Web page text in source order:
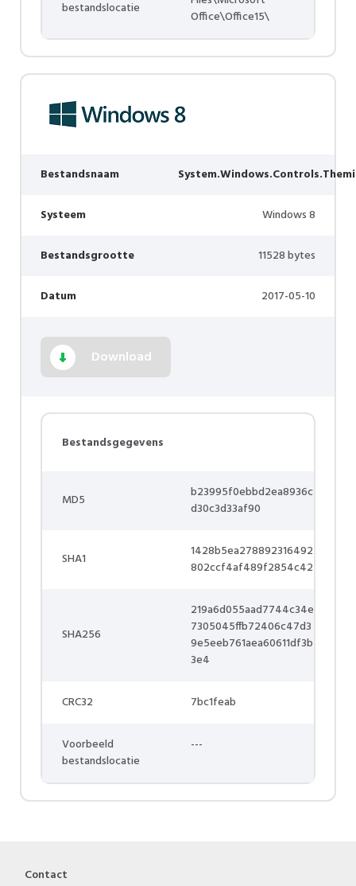
bestandslocatie
Office\Office15\
Bestandsnaam
Systeem Windows 8
Bestandsgrootte 11528 bytes
Datum 2017-05-10
Download
Bestandsgegevens
MD5
b23995f0ebbd2ea8936c
d30c3d33af90
SHA1
1428b5ea278892316492
802ccf4af489f2854c42
SHA256
219a6d055aad7744c34e
7305045ffb72406c47d3
9e5eeb761aea60611df3b
3e4
CRC32 7bc1feab
Voorbeeld
bestandslocatie
---
Contact